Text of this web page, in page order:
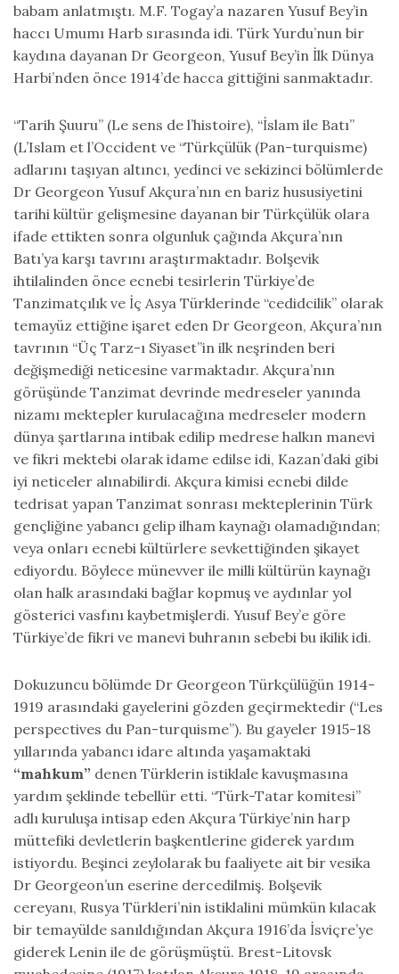
babam anlatmıştı. M.F. Togay’a nazaren Yusuf Bey’in
haccı Umumı Harb sırasında idi. Türk Yurdu’nun bir
kaydına dayanan Dr Georgeon, Yusuf Bey’in İlk Dünya
Harbi’nden önce 1914’de hacca gittiğini sanmaktadır.
“Tarih Şuuru” (Le sens de l’histoire), “İslam ile Batı”
(L’Islam et l’Occident ve “Türkçülük (Pan-turquisme)
adlarını taşıyan altıncı, yedinci ve sekizinci bölümlerde
Dr Georgeon Yusuf Akçura’nın en bariz hususiyetini
tarihi kültür gelişmesine dayanan bir Türkçülük olara
ifade ettikten sonra olgunluk çağında Akçura’nın
Batı’ya karşı tavrını araştırmaktadır. Bolşevik
ihtilalinden önce ecnebi tesirlerin Türkiye’de
Tanzimatçılık ve İç Asya Türklerinde “cedidcilik” olarak
temayüz ettiğine işaret eden Dr Georgeon, Akçura’nın
tavrının “Üç Tarz-ı Siyaset”in ilk neşrinden beri
değişmediği neticesine varmaktadır. Akçura’nın
görüşünde Tanzimat devrinde medreseler yanında
nizamı mektepler kurulacağına medreseler modern
dünya şartlarına intibak edilip medrese halkın manevi
ve fikri mektebi olarak idame edilse idi, Kazan’daki gibi
iyi neticeler alınabilirdi. Akçura kimisi ecnebi dilde
tedrisat yapan Tanzimat sonrası mekteplerinin Türk
gençliğine yabancı gelip ilham kaynağı olamadığından;
veya onları ecnebi kültürlere sevkettiğinden şikayet
ediyordu. Böylece münevver ile milli kültürün kaynağı
olan halk arasındaki bağlar kopmuş ve aydınlar yol
gösterici vasfını kaybetmişlerdi. Yusuf Bey’e göre
Türkiye’de fikri ve manevi buhranın sebebi bu ikilik idi.
Dokuzuncu bölümde Dr Georgeon Türkçülüğün 1914-
1919 arasındaki gayelerini gözden geçirmektedir (“Les
perspectives du Pan-turquisme”). Bu gayeler 1915-18
yıllarında yabancı idare altında yaşamaktaki
“mahkum” denen Türklerin istiklale kavuşmasına
yardım şeklinde tebellür etti. “Türk-Tatar komitesi”
adlı kuruluşa intisap eden Akçura Türkiye’nin harp
müttefiki devletlerin başkentlerine giderek yardım
istiyordu. Beşinci zeylolarak bu faaliyete ait bir vesika
Dr Georgeon’un eserine dercedilmiş. Bolşevik
cereyanı, Rusya Türkleri’nin istiklalini mümkün kılacak
bir temayülde sanıldığından Akçura 1916’da İsviçre’ye
giderek Lenin ile de görüşmüştü. Brest-Litovsk